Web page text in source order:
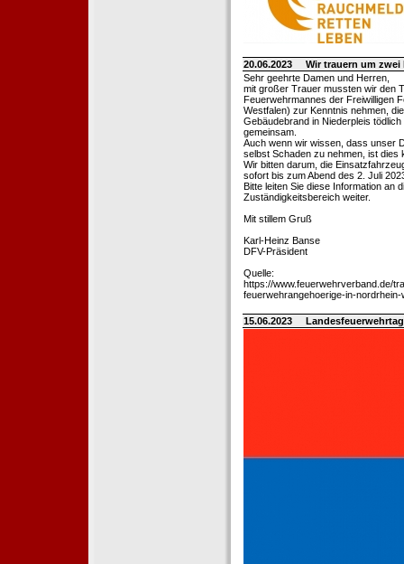
20.06.2023
Wir trauern um
Sehr geehrte Damen und Herren,
mit großer Trauer mussten wir den
Feuerwehrmannes der Freiwilligen
Westfalen) zur Kenntnis nehmen,
Gebäudebrand in Niederpleis
gemeinsam.
Auch wenn wir wissen, dass unser
selbst Schaden zu nehmen, ist dies
Wir bitten darum, die
sofort bis zum Abend des 2. Juli
Bitte leiten Sie diese Information an
Zuständigkeitsbereich weiter.
Mit stillem Gruß
Karl-Heinz Banse
DFV-Präsident
Quelle:
https://www.feuerwehrverband.de/
feuerwehrangehoerige-in-
15.06.2023